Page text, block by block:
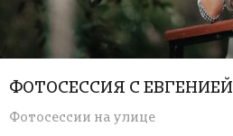
ФОТОСЕССИЯ С ЕВГЕНИЕЙ
Фотосессии на улице